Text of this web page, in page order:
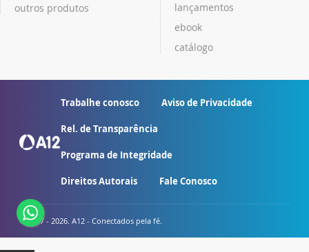
outros produtos
lançamentos
ebook
catálogo
Trabalhe conosco Aviso de Privacidade
Rel. de Transparência
Programa de Integridade
Direitos Autorais Fale Conosco
© 2007 - 2026. A12 - Conectados pela fé.